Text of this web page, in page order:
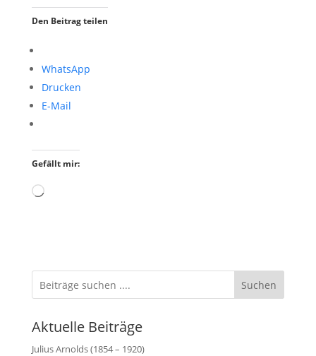
Den Beitrag teilen
WhatsApp
Drucken
E-Mail
Gefällt mir:
Wird
Suchen
Aktuelle Beiträge
Julius Arnolds (1854 – 1920)